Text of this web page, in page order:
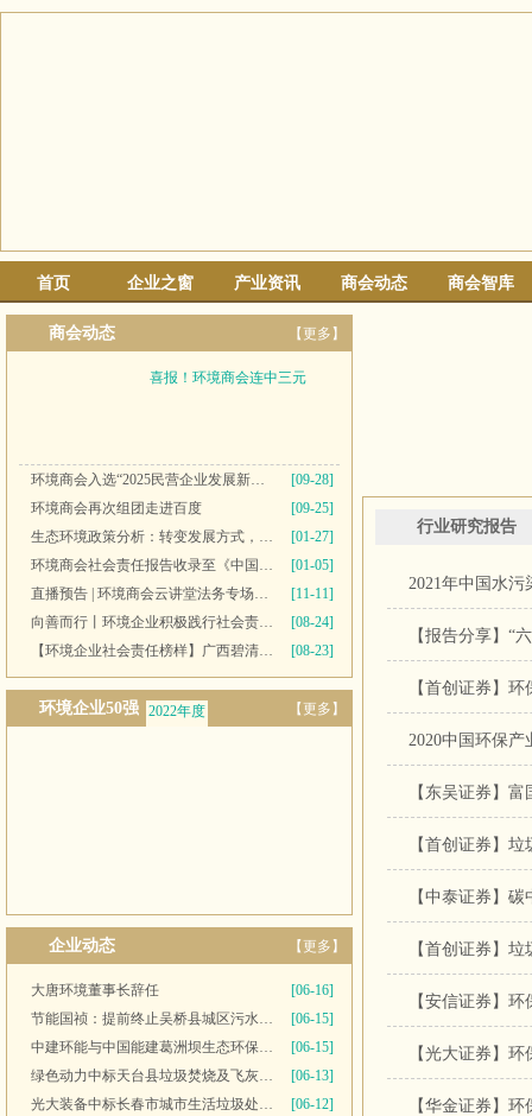
首页 企业之窗 产业资讯 商会动态 商会智库
商会动态 【更多】
喜报！环境商会连中三元
环境商会入选“2025民营企业发展新质生产力系列典型案例”
[09-28]
环境商会再次组团走进百度
[09-25]
生态环境政策分析：转变发展方式，推进“双碳”目标
[01-27]
环境商会社会责任报告收录至《中国民营企业社会责任报告》
[01-05]
直播预告 | 环境商会云讲堂法务专场第十一期
[11-11]
向善而行丨环境企业积极践行社会责任 彰显优秀榜样力量
[08-24]
【环境企业社会责任榜样】广西碧清源环保投资有限公司
[08-23]
环境企业50强 2022年度
【更多】
企业动态 【更多】
大唐环境董事长辞任
[06-16]
节能国祯：提前终止吴桥县城区污水处理厂PPP项目合同
[06-15]
中建环能与中国能建葛洲坝生态环保公司开展座谈交流
[06-15]
绿色动力中标天台县垃圾焚烧及飞灰填埋场运维服务
[06-13]
光大装备中标长春市城市生活垃圾处理中心渗滤液系统更新改造项目
[06-12]
行业研究报告
2021年中国水
【报告分享】“
【首创证券】
2020中国环保产
【东吴证券】
【首创证券】
【中泰证券】
【首创证券】
【华金证券】